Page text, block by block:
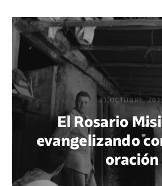
21 OCTUBRE,
El Rosario
evangelizando
oración
POR DIEGO